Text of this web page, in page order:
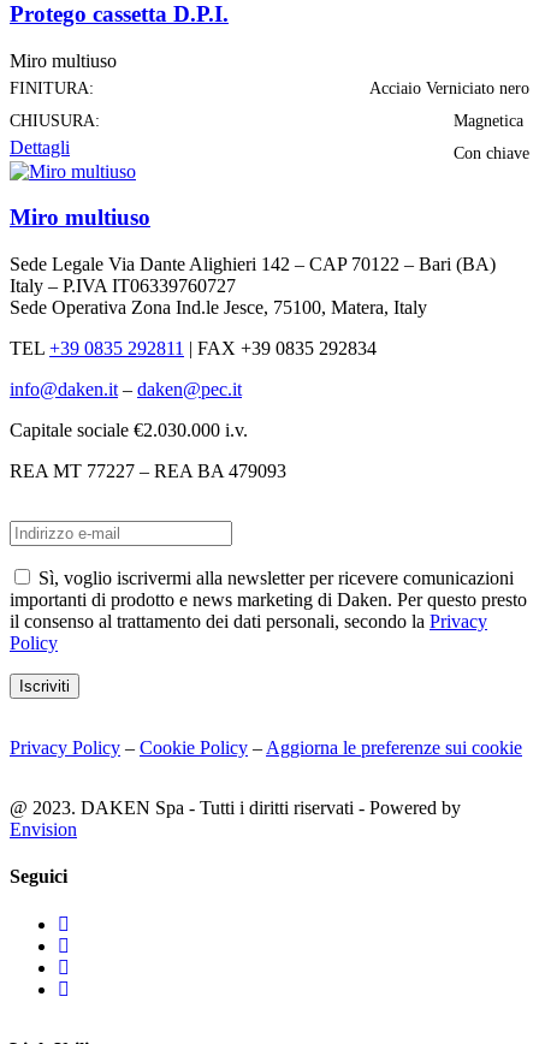
Protego cassetta D.P.I.
Miro multiuso
FINITURA:
Acciaio Verniciato nero
CHIUSURA:
Magnetica
Con chiave
Dettagli
Miro multiuso
Sede Legale Via Dante Alighieri 142 – CAP 70122 – Bari (BA)
Italy – P.IVA IT06339760727
Sede Operativa Zona Ind.le Jesce, 75100, Matera, Italy
TEL +39 0835 292811 | FAX +39 0835 292834
info@daken.it – daken@pec.it
Capitale sociale €2.030.000 i.v.
REA MT 77227 – REA BA 479093
Sì, voglio iscrivermi alla newsletter per ricevere comunicazioni
importanti di prodotto e news marketing di Daken. Per questo presto
il consenso al trattamento dei dati personali, secondo la Privacy
Policy
Iscriviti
Privacy Policy – Cookie Policy – Aggiorna le preferenze sui cookie
@ 2023. DAKEN Spa - Tutti i diritti riservati - Powered by
Envision
Seguici